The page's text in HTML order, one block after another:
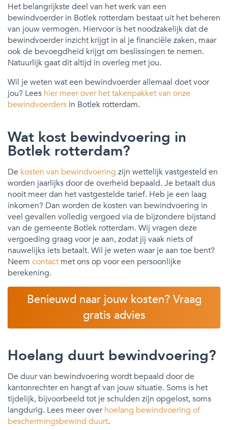
Het belangrijkste deel van het werk van een
bewindvoerder in Botlek rotterdam bestaat uit het beheren
van jouw vermogen. Hiervoor is het noodzakelijk dat de
bewindvoerder inzicht krijgt in al je financiële zaken, maar
ook de bevoegdheid krijgt om beslissingen te nemen.
Natuurlijk gaat dit altijd in overleg met jou.
Wil je weten wat een bewindvoerder allemaal doet voor
jou? Lees hier meer over het takenpakket van onze
bewindvoerders in Botlek rotterdam.
Wat kost bewindvoering in
Botlek rotterdam?
De kosten van bewindvoering zijn wettelijk vastgesteld en
worden jaarlijks door de overheid bepaald. Je betaalt dus
nooit meer dan het vastgestelde tarief. Heb je een laag
inkomen? Dan worden de kosten van bewindvoering in
veel gevallen volledig vergoed via de bijzondere bijstand
van de gemeente Botlek rotterdam. Wij vragen deze
vergoeding graag voor je aan, zodat jij vaak niets of
nauwelijks iets betaalt. Wil je weten waar je aan toe bent?
Neem contact met ons op voor een persoonlijke
berekening.
Benieuwd naar jouw kosten? Vraag
gratis advies
Hoelang duurt bewindvoering?
De duur van bewindvoering wordt bepaald door de
kantonrechter en hangt af van jouw situatie. Soms is het
tijdelijk, bijvoorbeeld tot je schulden zijn opgelost, soms
langdurig. Lees meer overhoelang bewindvoering of
beschermingsbewind duurt.